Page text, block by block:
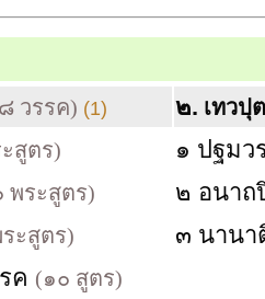
วรรค) (1) ๒. เทวปุ
สูตร)
๑ ปฐมว
พระสูตร)
๒ อนา
ะสูตร)
๓ นานา
ค (๑๐ สูตร)